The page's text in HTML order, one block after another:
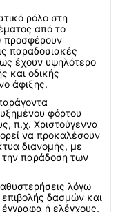
ρόλο στη
από το
προσφέρουν
παραδοσιακές
έχουν υψηλότερο
και οδικής
άφιξης.
φόρτου
π.χ. Χριστούγεννα
να προκαλέσουν
διανομής, με
παράδοση των
λόγω
δασμών και
ή ελέγχους,